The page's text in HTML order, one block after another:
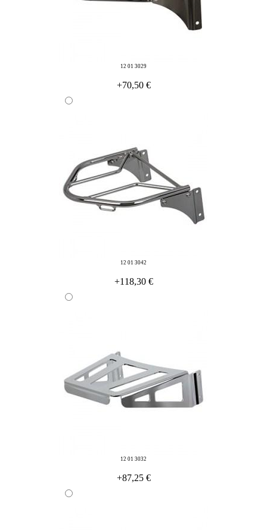
12 01 3029
+70,50 €
12 01 3042
+118,30 €
12 01 3032
+87,25 €